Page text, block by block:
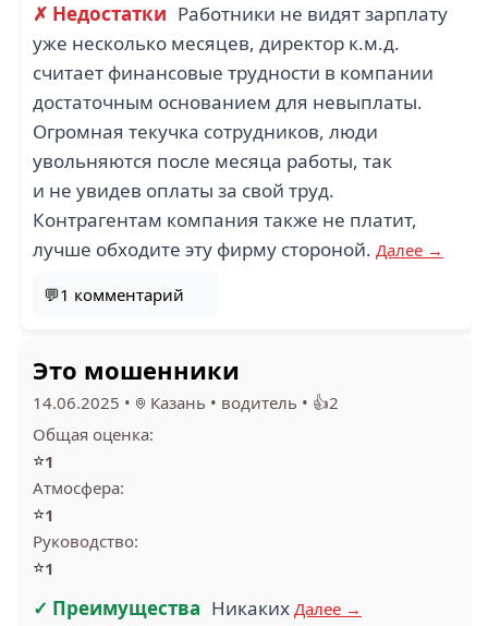
✗ Недостатки Работники не видят зарплату
уже несколько месяцев, директор к.м.д.
считает финансовые трудности в компании
достаточным основанием для невыплаты.
Огромная текучка сотрудников, люди
увольняются после месяца работы, так
и не увидев оплаты за свой труд.
Контрагентам компания также не платит,
лучше обходите эту фирму стороной. Далее →
💬1 комментарий
Это мошенники
14.06.2025 • Казань • водитель • 👍2
Общая оценка:
⭐1
Атмосфера:
⭐1
Руководство:
⭐1
✓ Преимущества Никаких Далее →